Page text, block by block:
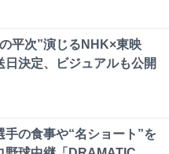
平次”演じるNHK×東映
日決定、ビジュアルも公開
手の食事や“名ショート”を